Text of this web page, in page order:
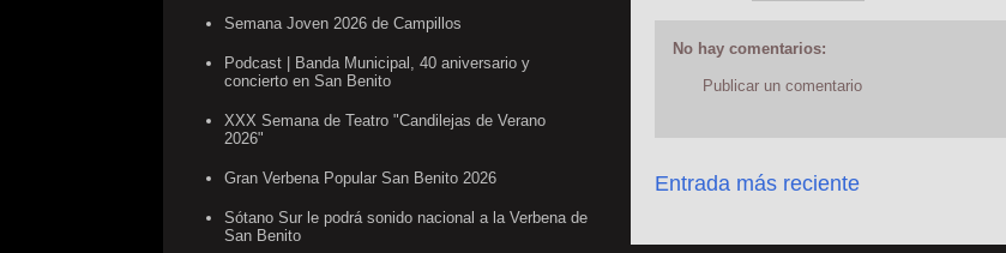
No hay comentarios:
Publicar un comentario
Entrada más reciente
Semana Joven 2026 de Campillos
Podcast | Banda Municipal, 40 aniversario y
concierto en San Benito
XXX Semana de Teatro "Candilejas de Verano
2026"
Gran Verbena Popular San Benito 2026
Sótano Sur le podrá sonido nacional a la Verbena de
San Benito